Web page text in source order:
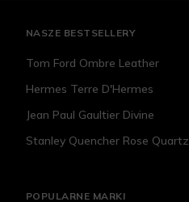
NASZE BESTSELLERY
Tom Ford Ombre Leather
Hermes Terre D'Hermes
Jean Paul Gaultier Divine
Stanley Quencher Rose Quartz
POPULARNE MARKI